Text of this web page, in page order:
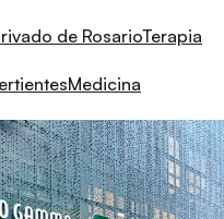
de RosarioTerapia
Medicina